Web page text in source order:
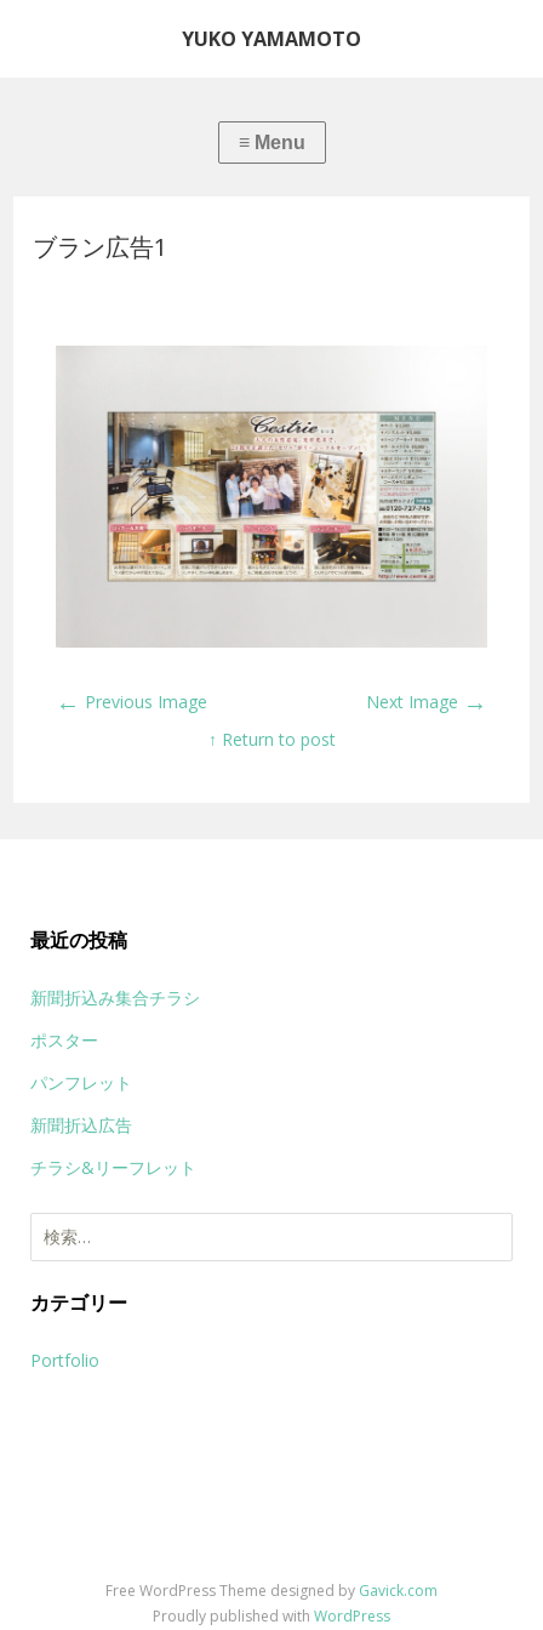
YUKO YAMAMOTO
ブラン広告1
← Previous Image Next Image →
↑ Return to post
最近の投稿
新聞折込み集合チラシ
ポスター
パンフレット
新聞折込広告
チラシ&リーフレット
索:
カテゴリー
Portfolio
Free WordPress Theme designed by Gavick.com
Proudly published with WordPress